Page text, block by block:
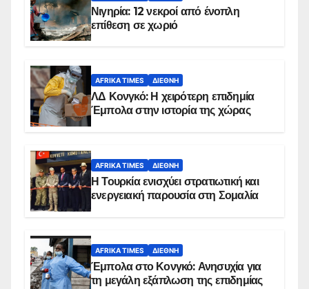
Νιγηρία: 12 νεκροί από ένοπλη
επίθεση σε χωριό
AFRIKA TIMES ΔΙΕΘΝΉ
ΛΔ Κονγκό: Η χειρότερη επιδημία
Έμπολα στην ιστορία της χώρας
AFRIKA TIMES ΔΙΕΘΝΉ
Η Τουρκία ενισχύει στρατιωτική και
ενεργειακή παρουσία στη Σομαλία
AFRIKA TIMES ΔΙΕΘΝΉ
Έμπολα στο Κονγκό: Ανησυχία για
τη μεγάλη εξάπλωση της επιδημίας